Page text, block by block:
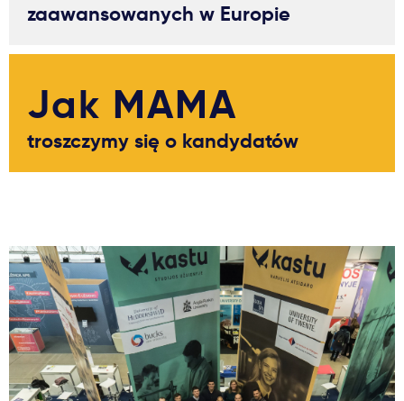
zaawansowanych w Europie
Jak MAMA
troszczymy się o kandydatów